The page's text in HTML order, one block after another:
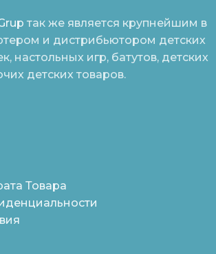
так же является крупнейшим в
и дистрибьютором детских
настольных игр, батутов, детских
детских товаров.
Товара